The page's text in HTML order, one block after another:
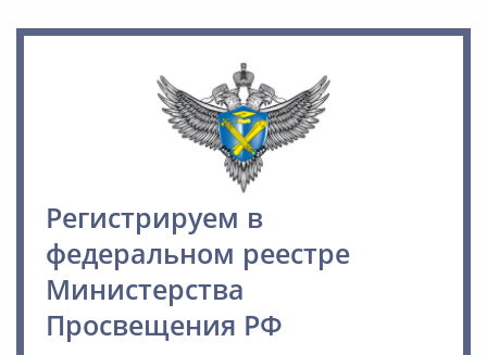
Регистрируем в
федеральном реестре
Министерства
Просвещения РФ